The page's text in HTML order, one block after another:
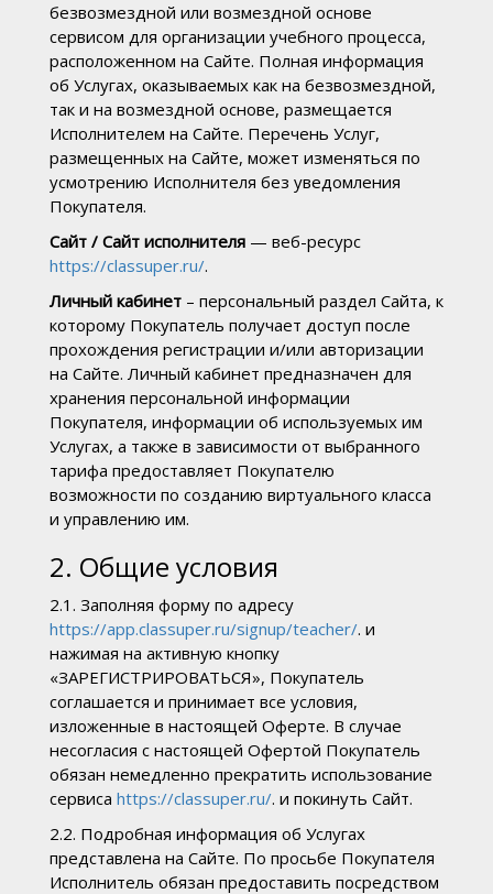
безвозмездной или возмездной основе
сервисом для организации учебного процесса,
расположенном на Сайте. Полная информация
об Услугах, оказываемых как на безвозмездной,
так и на возмездной основе, размещается
Исполнителем на Сайте. Перечень Услуг,
размещенных на Сайте, может изменяться по
усмотрению Исполнителя без уведомления
Покупателя.
Сайт / Сайт исполнителя— веб-ресурс
https://classuper.ru/.
Личный кабинет– персональный раздел Сайта, к
которому Покупатель получает доступ после
прохождения регистрации и/или авторизации
на Сайте. Личный кабинет предназначен для
хранения персональной информации
Покупателя, информации об используемых им
Услугах, а также в зависимости от выбранного
тарифа предоставляет Покупателю
возможности по созданию виртуального класса
и управлению им.
2. Общие условия
2.1. Заполняя форму по адресу
https://app.classuper.ru/signup/teacher/. и
нажимая на активную кнопку
«ЗАРЕГИСТРИРОВАТЬСЯ», Покупатель
соглашается и принимает все условия,
изложенные в настоящей Оферте. В случае
несогласия с настоящей Офертой Покупатель
обязан немедленно прекратить использование
сервиса https://classuper.ru/. и покинуть Сайт.
2.2. Подробная информация об Услугах
представлена на Сайте. По просьбе Покупателя
Исполнитель обязан предоставить посредством